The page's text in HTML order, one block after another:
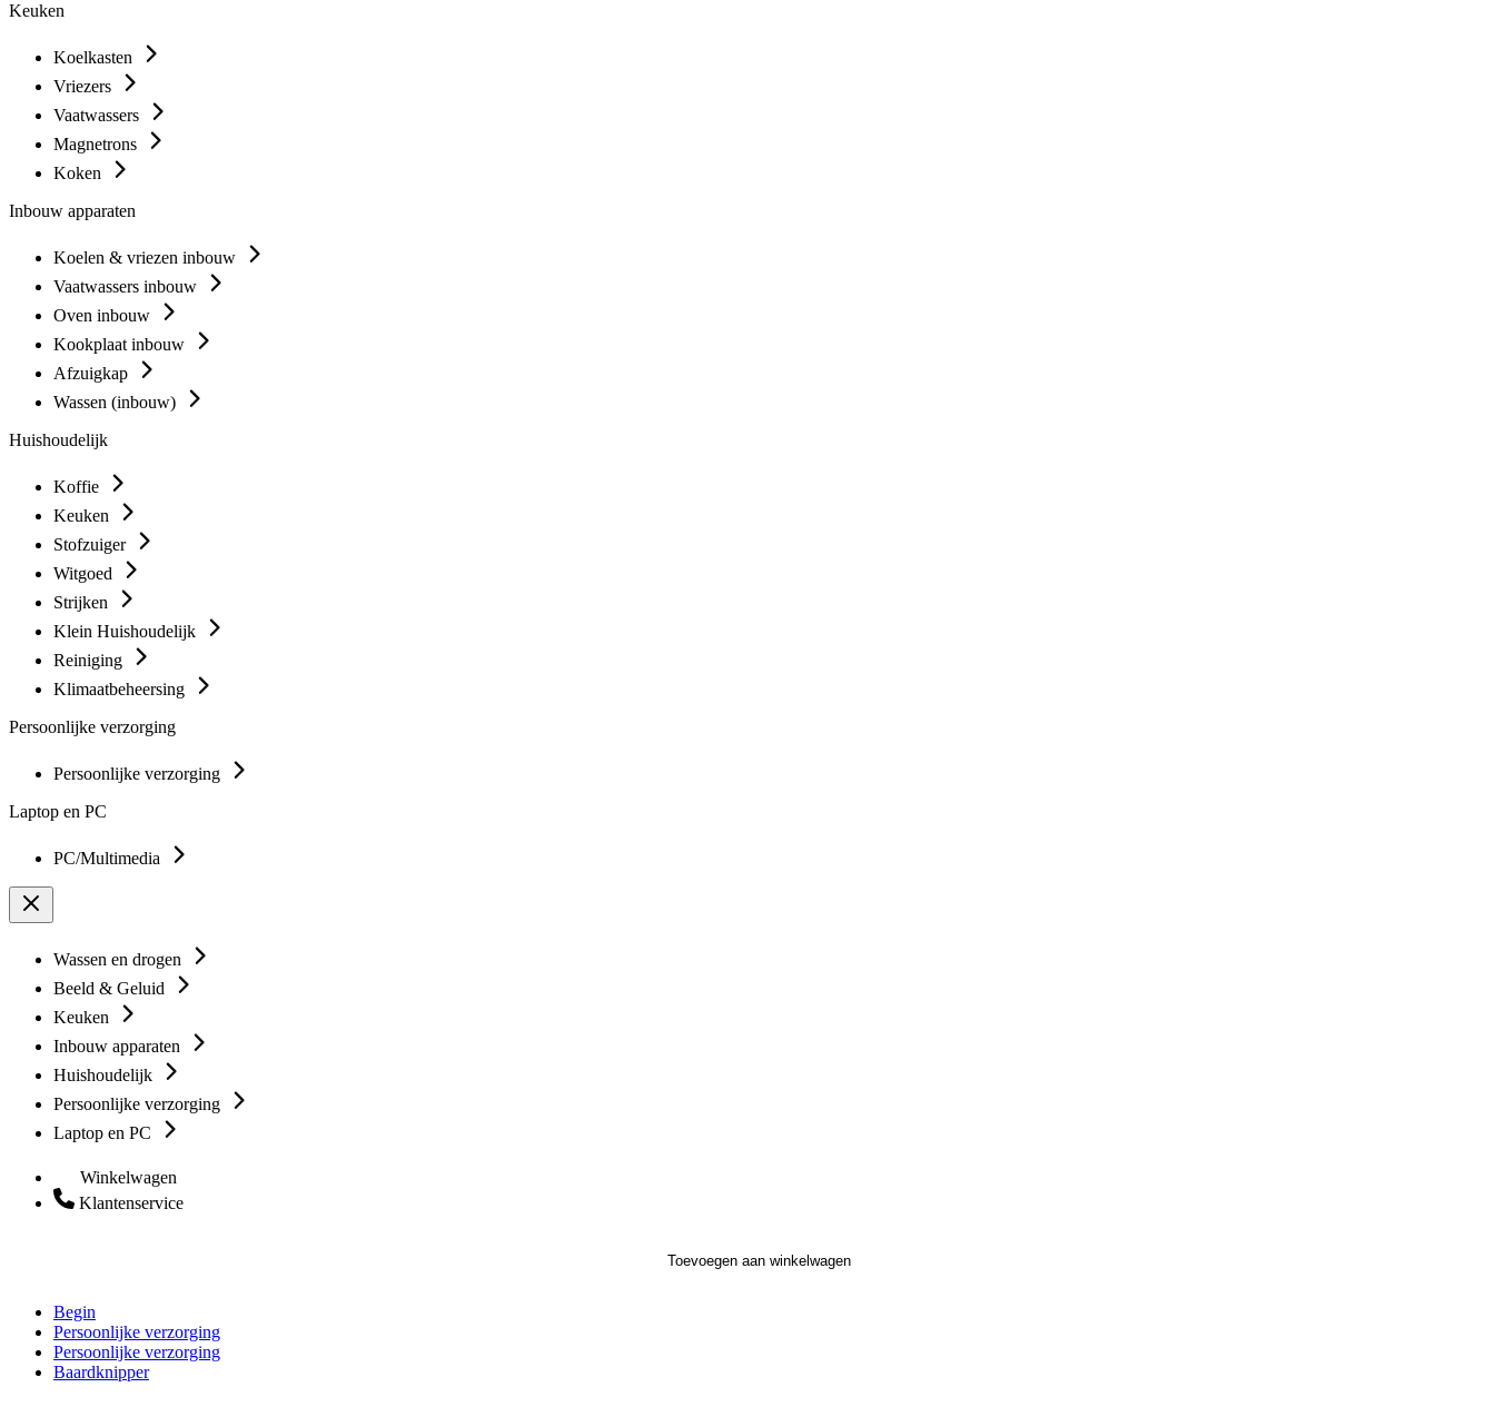
Keuken
Koelkasten
Vriezers
Vaatwassers
Magnetrons
Koken
Inbouw apparaten
Koelen & vriezen inbouw
Vaatwassers inbouw
Oven inbouw
Kookplaat inbouw
Afzuigkap
Wassen (inbouw)
Huishoudelijk
Koffie
Keuken
Stofzuiger
Witgoed
Strijken
Klein Huishoudelijk
Reiniging
Klimaatbeheersing
Persoonlijke verzorging
Persoonlijke verzorging
Laptop en PC
PC/Multimedia
Wassen en drogen
Beeld & Geluid
Keuken
Inbouw apparaten
Huishoudelijk
Persoonlijke verzorging
Laptop en PC
Winkelwagen
Klantenservice
Toevoegen aan winkelwagen
Begin
Persoonlijke verzorging
Persoonlijke verzorging
Baardknipper